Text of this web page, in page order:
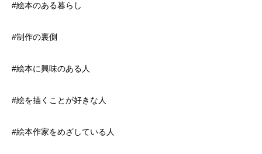
#絵本のある暮らし
#制作の裏側
#絵本に興味のある人
#絵を描くことが好きな人
#絵本作家をめざしている人